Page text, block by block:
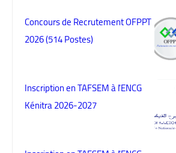
Concours de Recrutement OFPPT
2026 (514 Postes)
Inscription en TAFSEM à l'ENCG
Kénitra 2026-2027